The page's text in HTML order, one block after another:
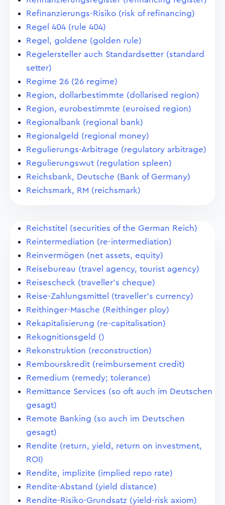
Refinanzierungs-Risiko (risk of refinancing)
Regel 404 (rule 404)
Regel, goldene (golden rule)
Regelersteller auch Standardsetter (standard
setter)
Regime 26 (26 regime)
Region, dollarbestimmte (dollarised region)
Region, eurobestimmte (euroised region)
Regionalbank (regional bank)
Regionalgeld (regional money)
Regulierungs-Arbitrage (regulatory arbitrage)
Regulierungswut (regulation spleen)
Reichsbank, Deutsche (Bank of Germany)
Reichsmark, RM (reichsmark)
Reichstitel (securities of the German Reich)
Reintermediation (re-intermediation)
Reinvermögen (net assets, equity)
Reisebureau (travel agency, tourist agency)
Reisescheck (traveller's cheque)
Reise-Zahlungsmittel (traveller's currency)
Reithinger-Masche (Reithinger ploy)
Rekapitalisierung (re-capitalisation)
Rekognitionsgeld ()
Rekonstruktion (reconstruction)
Rembourskredit (reimbursement credit)
Remedium (remedy; tolerance)
Remittance Services (so oft auch im Deutschen
gesagt)
Remote Banking (so auch im Deutschen
gesagt)
Rendite (return, yield, return on investment,
ROI)
Rendite, implizite (implied repo rate)
Rendite-Abstand (yield distance)
Rendite-Risiko-Grundsatz (yield-risk axiom)